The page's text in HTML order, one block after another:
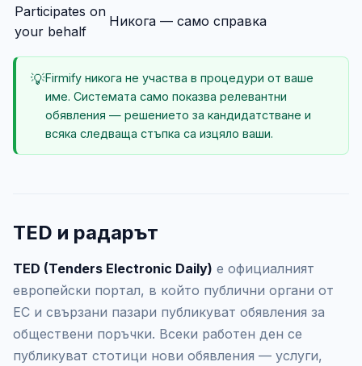
Participates on
your behalf
Никога — само справка
💡Firmify никога не участва в процедури от ваше
име. Системата само показва релевантни
обявления — решението за кандидатстване и
всяка следваща стъпка са изцяло ваши.
TED и радарът
TED (Tenders Electronic Daily) е официалният
европейски портал, в който публични органи от
ЕС и свързани пазари публикуват обявления за
обществени поръчки. Всеки работен ден се
публикуват стотици нови обявления — услуги,